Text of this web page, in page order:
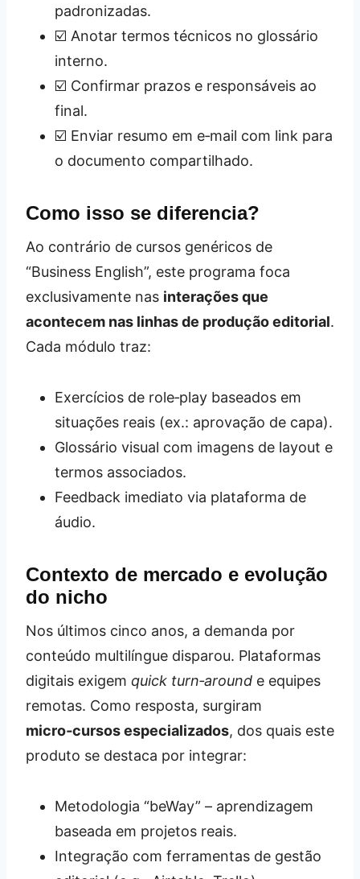
padronizadas.
☑️ Anotar termos técnicos no glossário
interno.
☑️ Confirmar prazos e responsáveis ao
final.
☑️ Enviar resumo em e‑mail com link para
o documento compartilhado.
Como isso se diferencia?
Ao contrário de cursos genéricos de
“Business English”, este programa foca
exclusivamente nas interações que
acontecem nas linhas de produção editorial.
Cada módulo traz:
Exercícios de role‑play baseados em
situações reais (ex.: aprovação de capa).
Glossário visual com imagens de layout e
termos associados.
Feedback imediato via plataforma de
áudio.
Contexto de mercado e evolução
do nicho
Nos últimos cinco anos, a demanda por
conteúdo multilíngue disparou. Plataformas
digitais exigem quick turn‑around e equipes
remotas. Como resposta, surgiram
micro‑cursos especializados, dos quais este
produto se destaca por integrar:
Metodologia “beWay” – aprendizagem
baseada em projetos reais.
Integração com ferramentas de gestão